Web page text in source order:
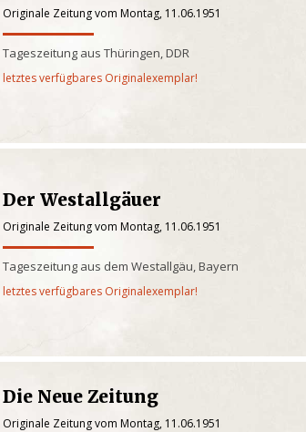
Originale Zeitung vom Montag, 11.06.1951
Tageszeitung aus Thüringen, DDR
letztes verfügbares Originalexemplar!
Der Westallgäuer
Originale Zeitung vom Montag, 11.06.1951
Tageszeitung aus dem Westallgäu, Bayern
letztes verfügbares Originalexemplar!
Die Neue Zeitung
Originale Zeitung vom Montag, 11.06.1951